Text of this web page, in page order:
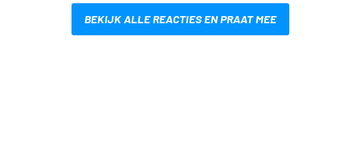
BEKIJK ALLE REACTIES EN PRAAT MEE